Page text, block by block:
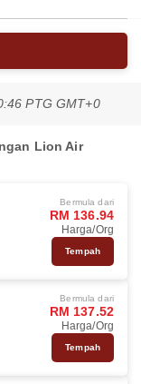
PTG GMT+0
Lion Air
Bermula dari
RM 136.94
Harga/Org
Tempah
Bermula dari
RM 137.52
Harga/Org
Tempah